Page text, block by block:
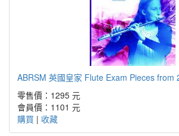
ABRSM 英國皇家 Flute Exam Pieces from
零售價：1295 元
會員價：1101 元
購買 | 收藏